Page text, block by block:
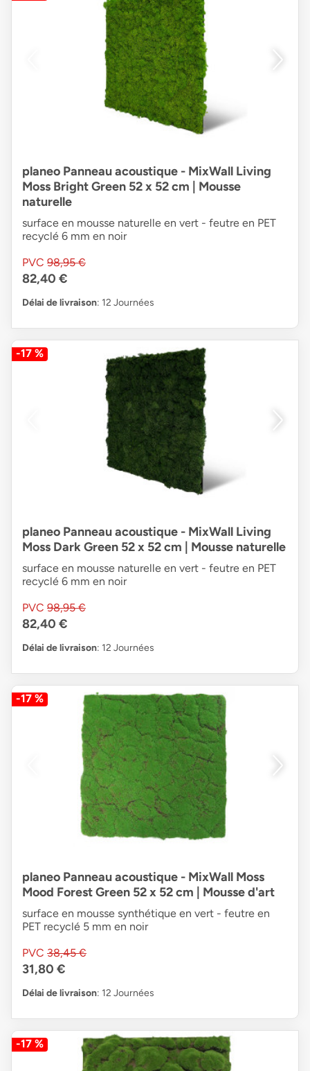
planeo Panneau acoustique - MixWall Living
Moss Bright Green 52 x 52 cm | Mousse
naturelle
surface en mousse naturelle en vert - feutre en PET
recyclé 6 mm en noir
PVC 98,95 €
82,40 €
Délai de livraison: 12 Journées
-17 %
planeo Panneau acoustique - MixWall Living
Moss Dark Green 52 x 52 cm | Mousse naturelle
surface en mousse naturelle en vert - feutre en PET
recyclé 6 mm en noir
PVC 98,95 €
82,40 €
Délai de livraison: 12 Journées
-17 %
planeo Panneau acoustique - MixWall Moss
Mood Forest Green 52 x 52 cm | Mousse d'art
surface en mousse synthétique en vert - feutre en
PET recyclé 5 mm en noir
PVC 38,45 €
31,80 €
Délai de livraison: 12 Journées
-17 %